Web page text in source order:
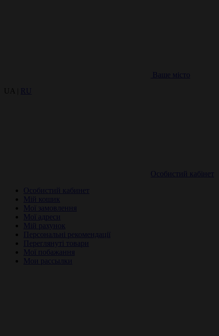
Ваше місто
UA |
RU
Особистий кабінет
Особистий кабинет
Мій кошик
Мої замовлення
Мої адреси
Мій рахунок
Персональні рекомендації
Переглянуті товари
Мої побажання
Мои рассылки